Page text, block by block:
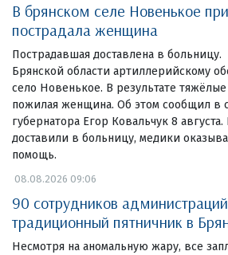
В брянском селе Новенькое
пострадала женщина
Пострадавшая доставлена в
Брянской области артиллерийскому
село Новенькое. В результате
пожилая женщина. Об этом сообщил в
губернатора Егор Ковальчук 8
доставили в больницу, медики
помощь.
08.08.2026 09:06
90 сотрудников
традиционный пятничник в
Несмотря на аномальную жару, все